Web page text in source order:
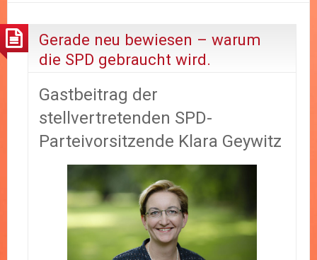
Gerade neu bewiesen – warum
die SPD gebraucht wird.
Gastbeitrag der
stellvertretenden SPD-
Parteivorsitzende Klara Geywitz